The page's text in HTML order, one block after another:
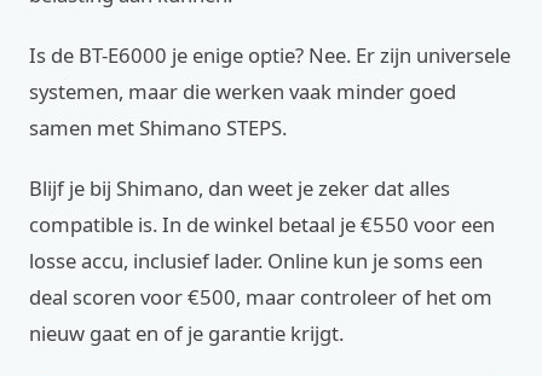
Is de BT-E6000 je enige optie? Nee. Er zijn universele
systemen, maar die werken vaak minder goed
samen met Shimano STEPS.
Blijf je bij Shimano, dan weet je zeker dat alles
compatible is. In de winkel betaal je €550 voor een
losse accu, inclusief lader. Online kun je soms een
deal scoren voor €500, maar controleer of het om
nieuw gaat en of je garantie krijgt.